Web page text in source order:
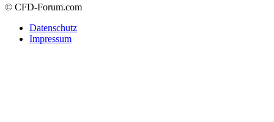
© CFD-Forum.com
Datenschutz
Impressum